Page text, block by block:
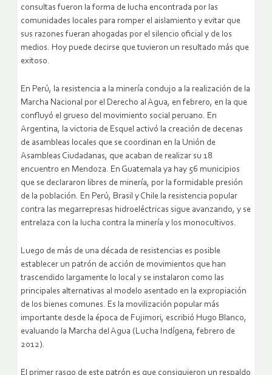
consultas fueron la forma de lucha encontrada por las
comunidades locales para romper el aislamiento y evitar que
sus razones fueran ahogadas por el silencio oficial y de los
medios. Hoy puede decirse que tuvieron un resultado más que
exitoso.
En Perú, la resistencia a la minería condujo a la realización de la
Marcha Nacional por el Derecho al Agua, en febrero, en la que
confluyó el grueso del movimiento social peruano. En
Argentina, la victoria de Esquel activó la creación de decenas
de asambleas locales que se coordinan en la Unión de
Asambleas Ciudadanas, que acaban de realizar su 18
encuentro en Mendoza. En Guatemala ya hay 56 municipios
que se declararon libres de minería, por la formidable presión
de la población. En Perú, Brasil y Chile la resistencia popular
contra las megarrepresas hidroeléctricas sigue avanzando, y se
entrelaza con la lucha contra la minería y los monocultivos.
Luego de más de una década de resistencias es posible
establecer un patrón de acción de movimientos que han
trascendido largamente lo local y se instalaron como las
principales alternativas al modelo asentado en la expropiación
de los bienes comunes. Es la movilización popular más
importante desde la época de Fujimori, escribió Hugo Blanco,
evaluando la Marcha del Agua (Lucha Indígena, febrero de
2012).
El primer rasgo de este patrón es que consiguieron un respaldo